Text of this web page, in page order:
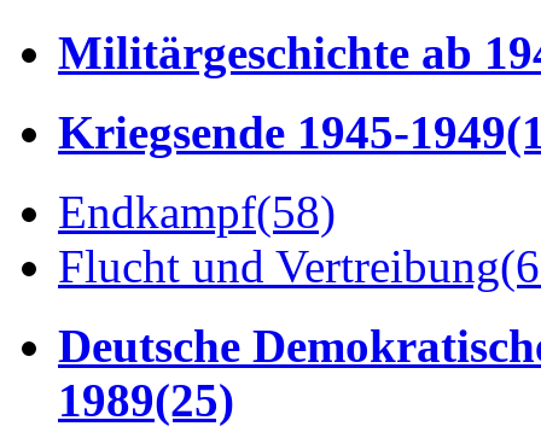
Militärgeschichte ab
Kriegsende 1945-1949
Endkampf(58)
Flucht und Vertreibung
Deutsche
1989(25)